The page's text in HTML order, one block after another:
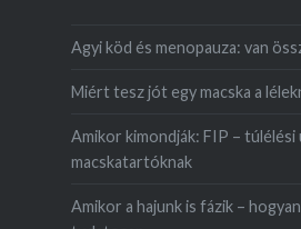
Agyi köd és menopauza: van
Miért tesz jót egy macska a
Amikor kimondják: FIP –
macskatartóknak
Amikor a hajunk is fázik –